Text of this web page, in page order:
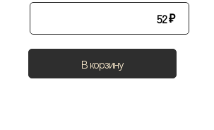
52₽
В корзину